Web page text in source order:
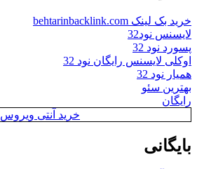
خرید بک لینک behtarinbacklink.com
لایسنس نود32
پسورد نود 32
اوکلی لایسنس رایگان نود 32
همیار نود 32
بهترین سئو
رایگان
خرید آنتی ویروس
بایگانی